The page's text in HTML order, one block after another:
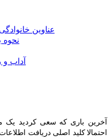
عناوین
نحوه
آداب
آخرین باری که سعی کردید یک
احتمالا کلید اصلی دریافت